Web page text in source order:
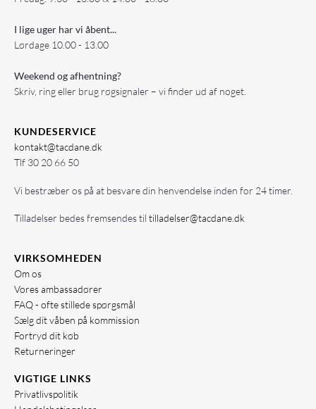
I lige uger har vi åbent...
Lørdage 10.00 - 13.00
Weekend og afhentning?
Skriv, ring eller brug røgsignaler – vi finder ud af noget.
KUNDESERVICE
kontakt@tacdane.dk
Tlf 30 20 66 50
Vi bestræber os på at besvare din henvendelse inden for 24 timer.
Tilladelser bedes fremsendes til tilladelser@tacdane.dk
VIRKSOMHEDEN
Om os
Vores ambassadører
FAQ - ofte stillede spørgsmål
Sælg dit våben på kommission
Fortryd dit køb
Returneringer
VIGTIGE LINKS
Privatlivspolitik